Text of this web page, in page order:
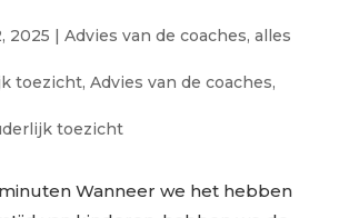
2025 | Advies van de coaches, alles
toezicht, Advies van de coaches,
toezicht
minuten Wanneer we het hebben